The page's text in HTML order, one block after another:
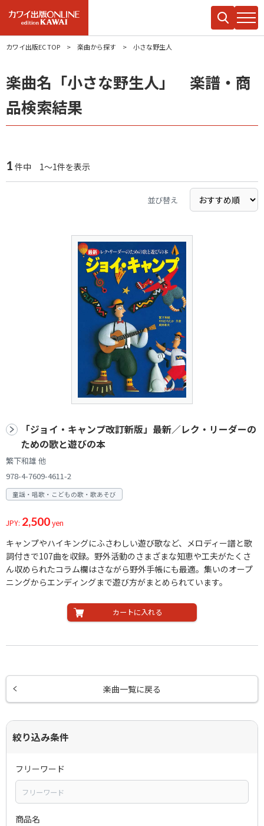
カワイ出版EC TOP 楽曲から探す 小さな野生人
楽曲名「小さな野生人」 楽譜・商
品検索結果
1 件中 1～1件を表示
並び替え
「ジョイ・キャンプ改訂新版」最新／レク・リーダーの
ための歌と遊びの本
繁下和雄 他
978-4-7609-4611-2
童謡・唱歌・こどもの歌・歌あそび
JPY: 2,500yen
キャンプやハイキングにふさわしい遊び歌など、メロディー譜と歌
詞付きで107曲を収録。野外活動のさまざまな知恵や工夫がたくさ
ん収められたコラム欄はさながら野外手帳にも最適。集いのオープ
ニングからエンディングまで遊び方がまとめられています。
カートに入れる
楽曲一覧に戻る
絞り込み条件
フリーワード
商品名